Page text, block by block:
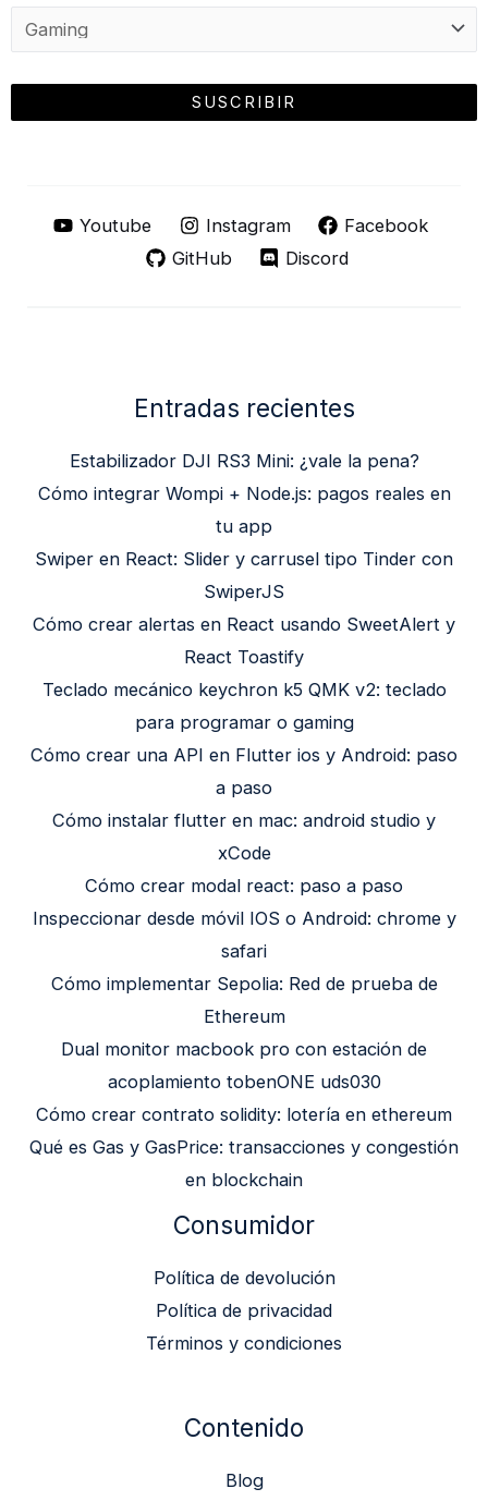
Youtube Instagram
Facebook
GitHub
Discord
Entradas recientes
Estabilizador DJI RS3 Mini: ¿vale la pena?
Cómo integrar Wompi + Node.js: pagos reales en
tu app
Swiper en React: Slider y carrusel tipo Tinder con
SwiperJS
Cómo crear alertas en React usando SweetAlert y
React Toastify
Teclado mecánico keychron k5 QMK v2: teclado
para programar o gaming
Cómo crear una API en Flutter ios y Android: paso
a paso
Cómo instalar flutter en mac: android studio y
xCode
Cómo crear modal react: paso a paso
Inspeccionar desde móvil IOS o Android: chrome y
safari
Cómo implementar Sepolia: Red de prueba de
Ethereum
Dual monitor macbook pro con estación de
acoplamiento tobenONE uds030
Cómo crear contrato solidity: lotería en ethereum
Qué es Gas y GasPrice: transacciones y congestión
en blockchain
Consumidor
Política de devolución
Política de privacidad
Términos y condiciones
Contenido
Blog